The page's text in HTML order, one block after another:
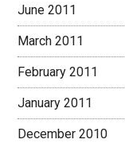
June 2011
March 2011
February 2011
January 2011
December 2010